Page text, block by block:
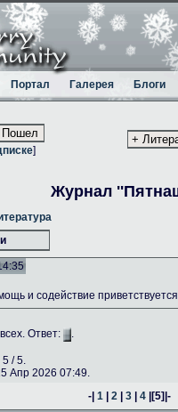
Портал Галерея Блоги
]
Журнал
и содействие
Ответ:
.
/ 5.
Апр 2026 07:49.
-|1 |2 |3 |4 |[5]|-